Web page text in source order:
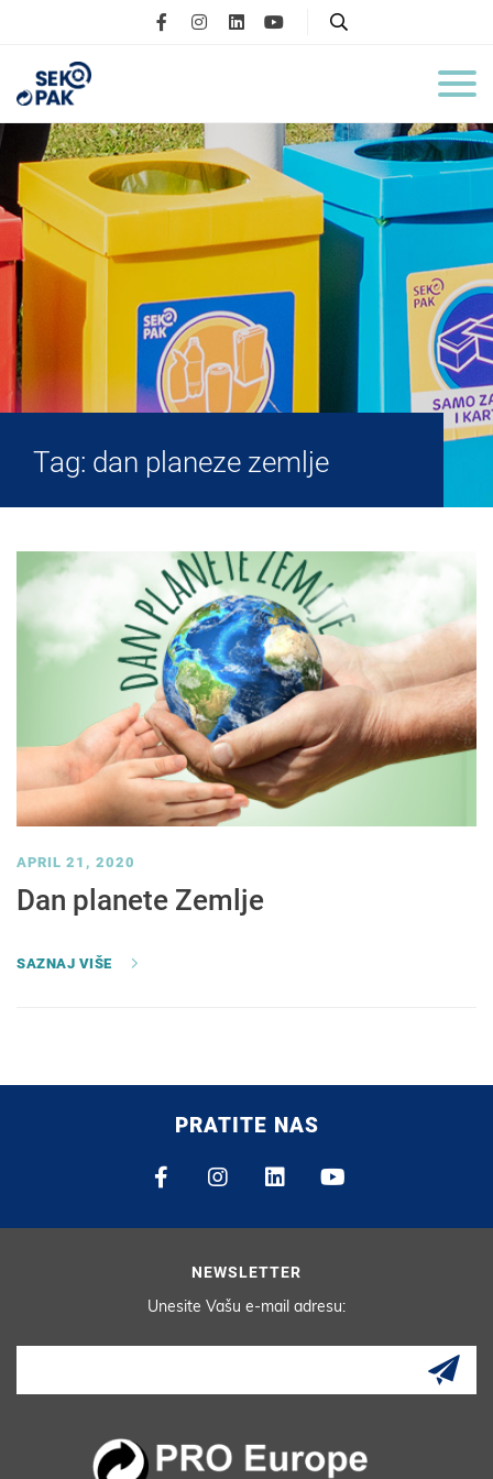
Tag: dan planeze zemlje
APRIL 21, 2020
Dan planete Zemlje
SAZNAJ VIŠE
PRATITE NAS
NEWSLETTER
Unesite Vašu e-mail adresu: